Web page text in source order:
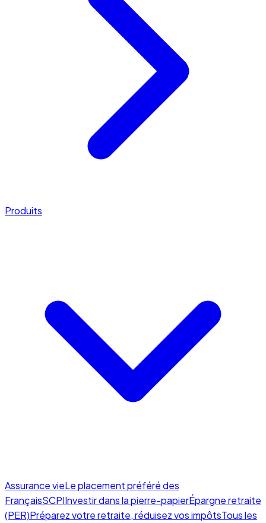
Produits
Assurance vieLe placement préféré des
FrançaisSCPIInvestir dans la pierre-papierÉpargne retraite
(PER)Préparez votre retraite, réduisez vos impôtsTous les